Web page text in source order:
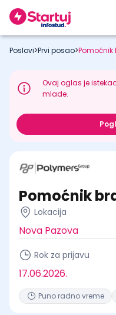
Poslovi>Prvi posao>
Ovaj oglas je
mlade.
Pomoćnik
Lokacija
Nova Pazova
Rok za prijavu
17.06.2026.
Puno radno vreme